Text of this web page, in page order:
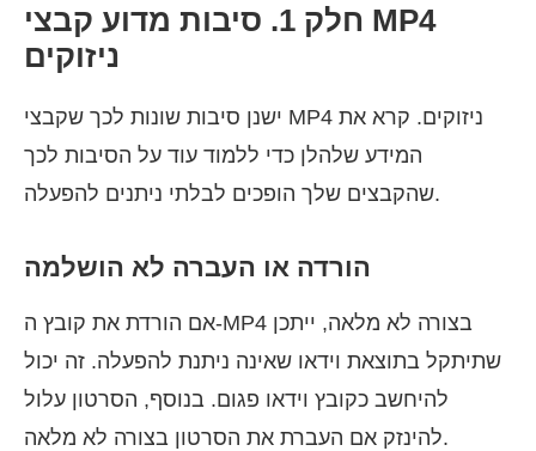
חלק 1. סיבות מדוע קבצי MP4
ניזוקים
ישנן סיבות שונות לכך שקבצי MP4 ניזוקים. קרא את
המידע שלהלן כדי ללמוד עוד על הסיבות לכך
שהקבצים שלך הופכים לבלתי ניתנים להפעלה.
הורדה או העברה לא הושלמה
אם הורדת את קובץ ה-MP4 בצורה לא מלאה, ייתכן
שתיתקל בתוצאת וידאו שאינה ניתנת להפעלה. זה יכול
להיחשב כקובץ וידאו פגום. בנוסף, הסרטון עלול
להינזק אם העברת את הסרטון בצורה לא מלאה.